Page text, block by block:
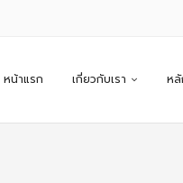
หน้าแรก เกี่ยวกับเรา ห